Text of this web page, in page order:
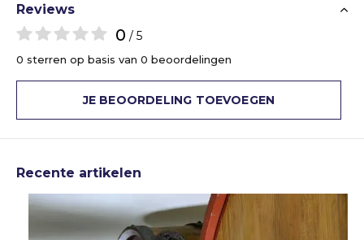
Reviews
0 / 5
0 sterren op basis van 0 beoordelingen
JE BEOORDELING TOEVOEGEN
Recente artikelen